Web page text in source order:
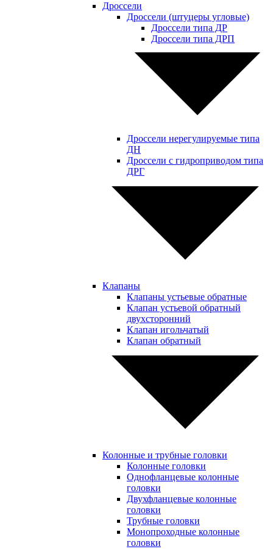
Дроссели
Дроссели (штуцеры угловые)
Дроссели типа ДР
Дроссели типа ДРП
Дроссели нерегулируемые типа
ДН
Дроссели с гидроприводом типа
ДРГ
Клапаны
Клапаны устьевые обратные
Клапан устьевой обратный
двухсторонний
Клапан игольчатый
Клапан обратный
Колонные и трубные головки
Колонные головки
Однофланцевые колонные
головки
Двухфланцевые колонные
головки
Трубные головки
Монопроходные колонные
головки